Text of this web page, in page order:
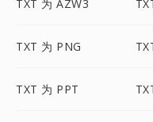
TXT 为 AZW3
TXT 为 PNG
TXT 为 PPT